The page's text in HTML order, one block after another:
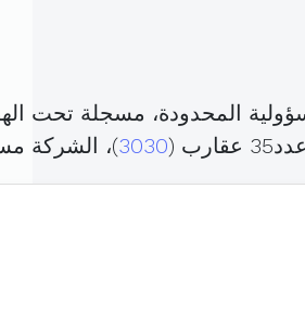
المحدودة، مسجلة تحت
(
3030)، الشركة